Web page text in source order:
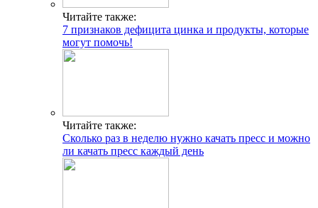
Читайте также:
7 признаков дефицита цинка и продукты, которые
могут помочь!
Читайте также:
Сколько раз в неделю нужно качать пресс и можно
ли качать пресс каждый день